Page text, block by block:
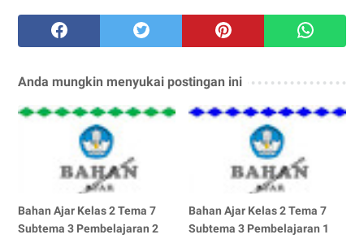
Anda mungkin menyukai postingan ini
Bahan Ajar Kelas 2 Tema 7
Subtema 3 Pembelajaran 2
Bahan Ajar Kelas 2 Tema 7
Subtema 3 Pembelajaran 1